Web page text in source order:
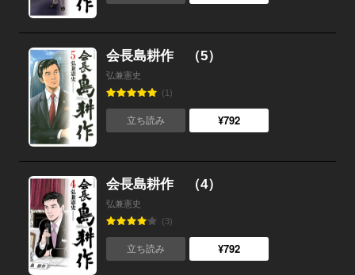
会長島耕作 （5）
弘兼憲史
(1)
立ち読み ¥792
会長島耕作 （4）
弘兼憲史
(3)
立ち読み ¥792